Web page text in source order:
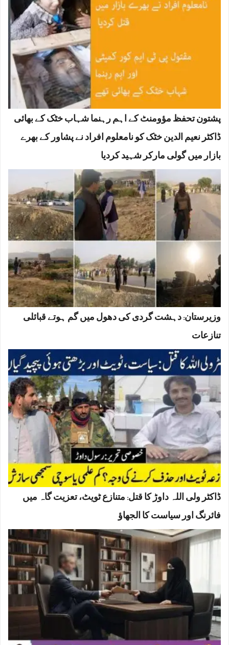
پشتون تحفظ مؤومنٹ کے اہم رہنما شہاب خٹک کے بھائی
ڈاکٹر نعیم الدین خٹک کو نامعلوم افراد نے پشاور کے بھرے
بازار میں گولی مارکر شہید کردیا
وزیرستان: دہشت گردی کی دھول میں گم ہوتے قبائلی
تنازعات
ڈاکٹر ولی اللہ داوڑ کا قتل: متنازع ٹویٹ، تعزیت گاہ میں
فائرنگ اور سیاست کا الجھاؤ